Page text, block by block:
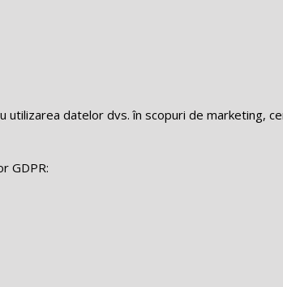
utilizarea datelor dvs. în scopuri de marketing,
GDPR: